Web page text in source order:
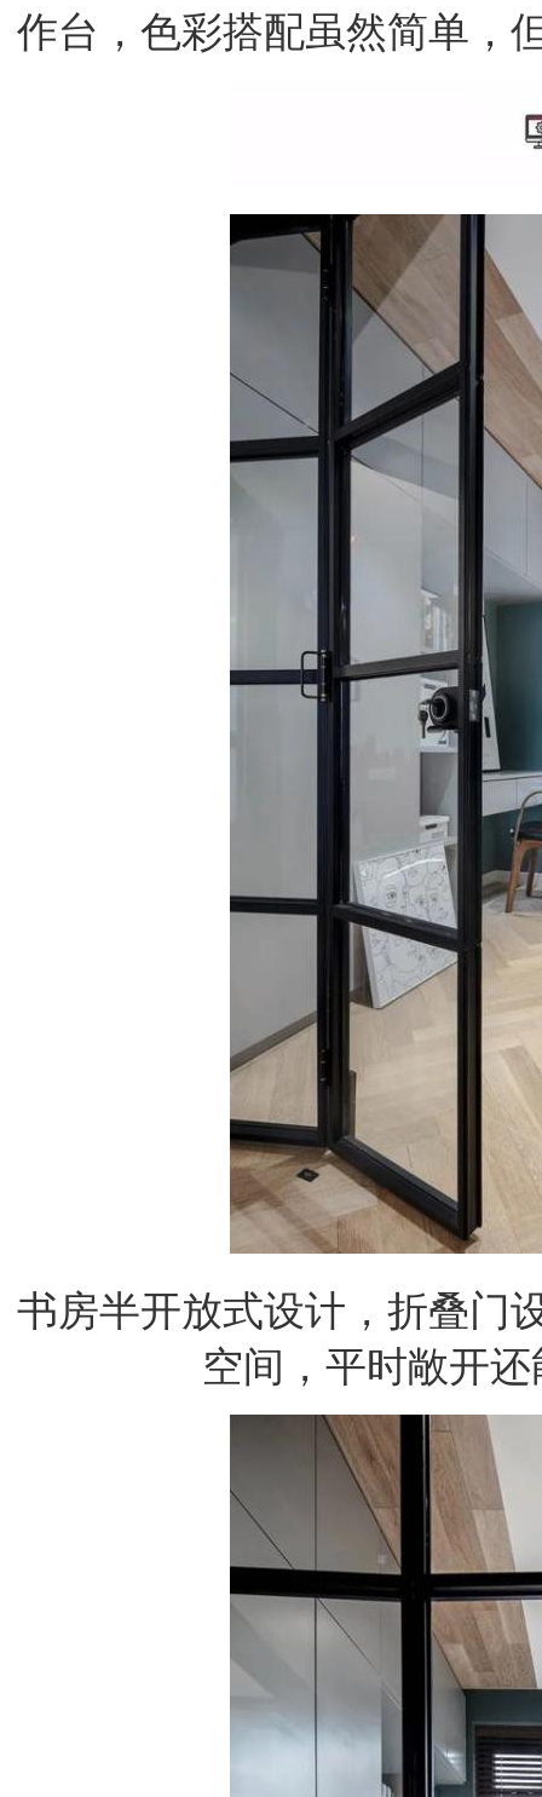
作台，色彩搭配虽然简单，
书房半开放式设计，折叠门
空间，平时敞开